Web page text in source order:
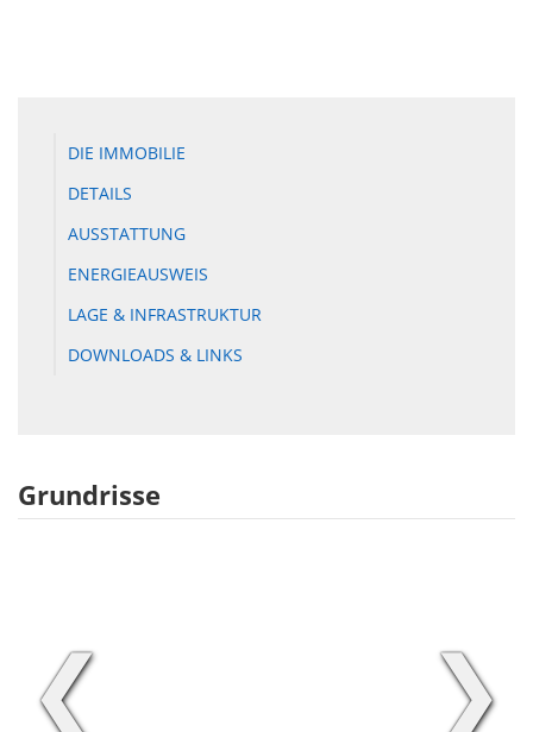
DIE IMMOBILIE
DETAILS
AUSSTATTUNG
ENERGIEAUSWEIS
LAGE & INFRASTRUKTUR
DOWNLOADS & LINKS
Grundrisse
❮ ❯